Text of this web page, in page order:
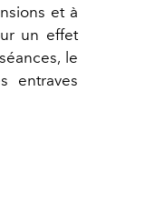
et à
un effet
le
entraves